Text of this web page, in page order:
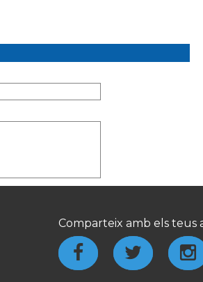
Comparteix amb els teus